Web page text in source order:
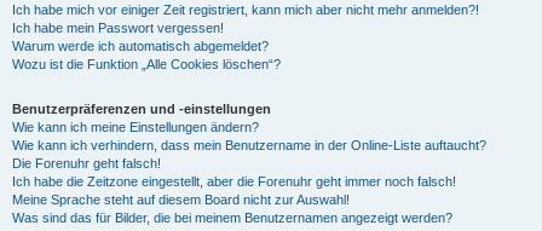
Ich habe mich vor einiger Zeit registriert, kann mich aber nicht mehr anmelden?!
Ich habe mein Passwort vergessen!
Warum werde ich automatisch abgemeldet?
Wozu ist die Funktion „Alle Cookies löschen“?
Benutzerpräferenzen und -einstellungen
Wie kann ich meine Einstellungen ändern?
Wie kann ich verhindern, dass mein Benutzername in der Online-Liste auftaucht?
Die Forenuhr geht falsch!
Ich habe die Zeitzone eingestellt, aber die Forenuhr geht immer noch falsch!
Meine Sprache steht auf diesem Board nicht zur Auswahl!
Was sind das für Bilder, die bei meinem Benutzernamen angezeigt werden?